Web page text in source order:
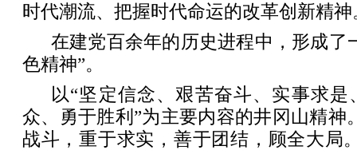
时代潮流、把握时代命运的改革创新精神
在建党百余年的历史进程中，形成了
色精神”。
以“坚定信念、艰苦奋斗、实事求
众、勇于胜利”为主要内容的井冈山精神
战斗，重于求实，善于团结，顾全大局